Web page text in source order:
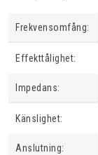
Frekvensomfång:
Effekttålighet:
Impedans:
Känslighet:
Anslutning: